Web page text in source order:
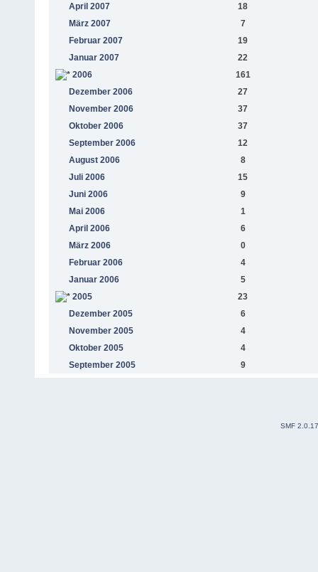
April 2007
18
März 2007
7
Februar 2007
19
Januar 2007
22
2006
161
Dezember 2006
27
November 2006
37
Oktober 2006
37
September 2006
12
August 2006
8
Juli 2006
15
Juni 2006
9
Mai 2006
1
April 2006
6
März 2006
0
Februar 2006
4
Januar 2006
5
2005
23
Dezember 2005
6
November 2005
4
Oktober 2005
4
September 2005
9
SMF 2.0.17